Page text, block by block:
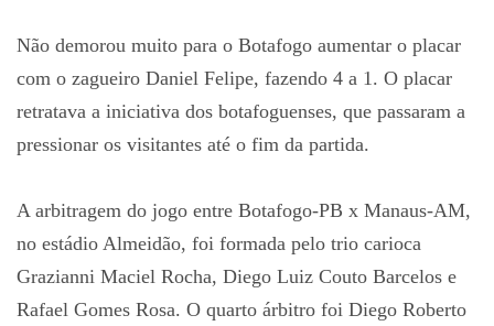
Não demorou muito para o Botafogo aumentar o placar
com o zagueiro Daniel Felipe, fazendo 4 a 1. O placar
retratava a iniciativa dos botafoguenses, que passaram a
pressionar os visitantes até o fim da partida.
A arbitragem do jogo entre Botafogo-PB x Manaus-AM,
no estádio Almeidão, foi formada pelo trio carioca
Grazianni Maciel Rocha, Diego Luiz Couto Barcelos e
Rafael Gomes Rosa. O quarto árbitro foi Diego Roberto